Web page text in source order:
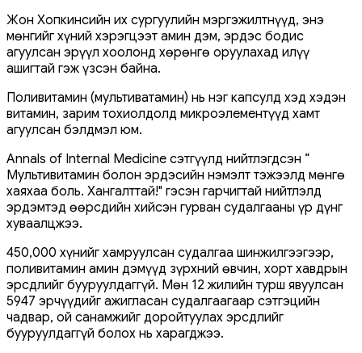
Жон Хопкинсийн их сургуулийн мэргэжилтнүүд, энэ
мөнгийг хүний ​​хэрэгцээт амин дэм, эрдэс бодис
агуулсан эрүүл хоолонд хөрөнгө оруулахад илүү
ашигтай гэж үзсэн байна.
Поливитамин (мультиватамин) нь нэг капсулд хэд хэдэн
витамин, зарим тохиолдолд микроэлементүүд хамт
агуулсан бэлдмэл юм.
Annals of Internal Medicine сэтгүүлд нийтлэгдсэн “
Мультивитамин болон эрдэсийн нэмэлт тэжээлд мөнгө
хаяхаа боль. Хангалттай!" гэсэн гарчигтай нийтлэлд
эрдэмтэд өөрсдийн хийсэн гурван судалгааны үр дүнг
хуваалцжээ.
450,000 хүнийг хамруулсан судалгаа ​​​​шинжилгээгээр,
поливитамин амин дэмүүд зүрхний өвчин, хорт хавдрын
эрсдлийг бууруулдаггүй. Мөн 12 жилийн турш явуулсан
5947 эрчүүдийг ажигласан судалгаагаар сэтгэцийн
чадвар, ой санамжийг доройтуулах эрсдлийг
бууруулдаггүй болох нь харагджээ.